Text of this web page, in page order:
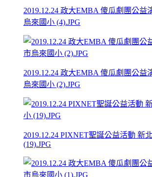
2019.12.24 政大EMBA 傻瓜劇團公益
烏來國小 (4).JPG
2019.12.24 政大EMBA 傻瓜劇團公益
烏來國小 (2).JPG
2019.12.24 PIXNET聖誕公益活動 新
(19).JPG